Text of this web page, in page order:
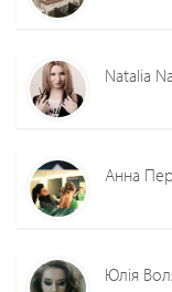
Natalia
Анна
Юлія